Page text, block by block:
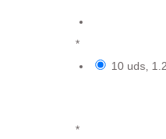
*
10 uds,
*